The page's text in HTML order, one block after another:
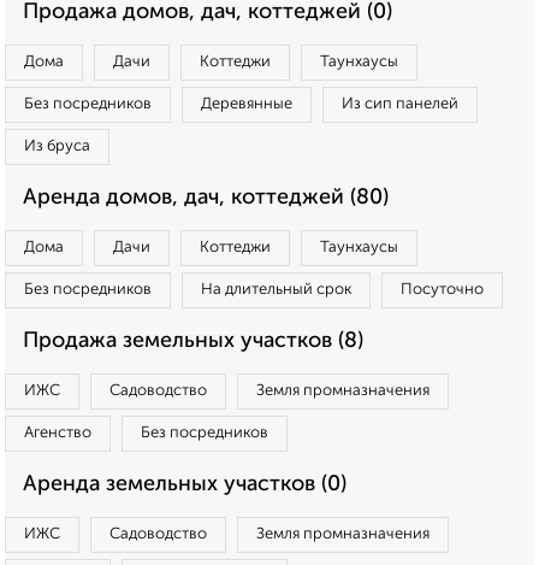
Продажа домов, дач, коттеджей (0)
Дома Дачи Коттеджи Таунхаусы
Без посредников Деревянные Из сип панелей
Из бруса
Аренда домов, дач, коттеджей (80)
Дома Дачи Коттеджи Таунхаусы
Без посредников На длительный срок Посуточно
Продажа земельных участков (8)
ИЖС Садоводство Земля промназначения
Агенство Без посредников
Аренда земельных участков (0)
ИЖС Садоводство Земля промназначения